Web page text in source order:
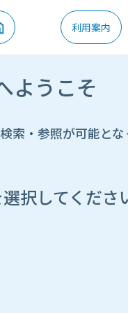
利用案内
ようこそ
・参照が可能とな
択してくださ